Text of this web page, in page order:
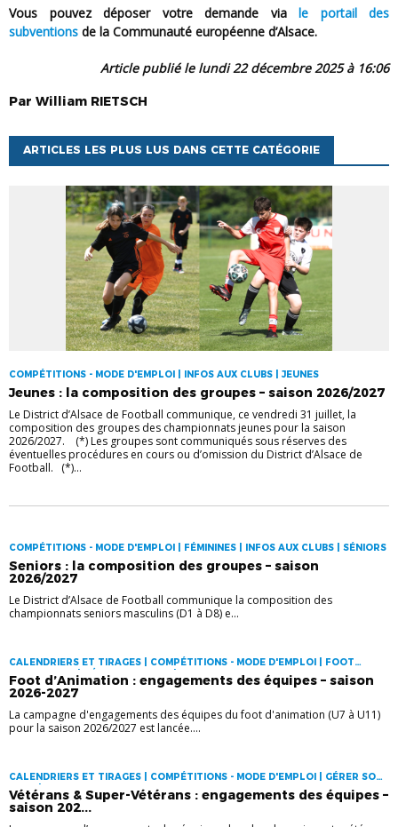
Vous pouvez déposer votre demande via le portail des
subventions de la Communauté européenne d’Alsace.
Article publié le lundi 22 décembre 2025 à 16:06
Par William RIETSCH
ARTICLES LES PLUS LUS DANS CETTE CATÉGORIE
COMPÉTITIONS - MODE D'EMPLOI | INFOS AUX CLUBS | JEUNES
Jeunes : la composition des groupes – saison 2026/2027
Le District d’Alsace de Football communique, ce vendredi 31 juillet, la
composition des groupes des championnats jeunes pour la saison
2026/2027. (*) Les groupes sont communiqués sous réserves des
éventuelles procédures en cours ou d’omission du District d’Alsace de
Football. (*)...
COMPÉTITIONS - MODE D'EMPLOI | FÉMININES | INFOS AUX CLUBS | SÉNIORS
Seniors : la composition des groupes – saison
2026/2027
Le District d’Alsace de Football communique la composition des
championnats seniors masculins (D1 à D8) e...
CALENDRIERS ET TIRAGES | COMPÉTITIONS - MODE D'EMPLOI | FOOT
D'ANIMATION | GÉRER SON CLUB | VIE DES CLUBS
Foot d’Animation : engagements des équipes – saison
2026-2027
La campagne d'engagements des équipes du foot d'animation (U7 à U11)
pour la saison 2026/2027 est lancée....
CALENDRIERS ET TIRAGES | COMPÉTITIONS - MODE D'EMPLOI | GÉRER SON
CLUB | VIE DES CLUBS
Vétérans & Super-Vétérans : engagements des équipes –
saison 202...